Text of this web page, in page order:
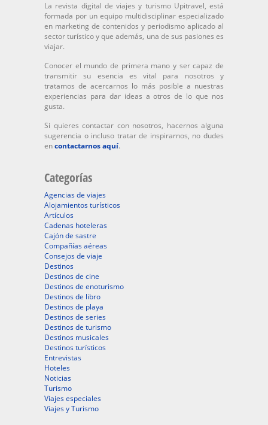
La revista digital de viajes y turismo Upitravel, está
formada por un equipo multidisciplinar especializado
en marketing de contenidos y periodismo aplicado al
sector turístico y que además, una de sus pasiones es
viajar.
Conocer el mundo de primera mano y ser capaz de
transmitir su esencia es vital para nosotros y
tratamos de acercarnos lo más posible a nuestras
experiencias para dar ideas a otros de lo que nos
gusta.
Si quieres contactar con nosotros, hacernos alguna
sugerencia o incluso tratar de inspirarnos, no dudes
encontactarnos aquí.
Categorías
Agencias de viajes
Alojamientos turísticos
Artículos
Cadenas hoteleras
Cajón de sastre
Compañías aéreas
Consejos de viaje
Destinos
Destinos de cine
Destinos de enoturismo
Destinos de libro
Destinos de playa
Destinos de series
Destinos de turismo
Destinos musicales
Destinos turísticos
Entrevistas
Hoteles
Noticias
Turismo
Viajes especiales
Viajes y Turismo